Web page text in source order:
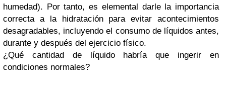
humedad). Por tanto, es elemental darle la importancia
correcta a la hidratación para evitar acontecimientos
desagradables, incluyendo el consumo de líquidos antes,
durante y después del ejercicio físico.
¿Qué cantidad de líquido habría que ingerir en
condiciones normales?